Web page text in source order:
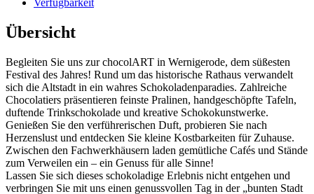
Verfügbarkeit
Übersicht
Begleiten Sie uns zur chocolART in Wernigerode, dem süßesten
Festival des Jahres! Rund um das historische Rathaus verwandelt
sich die Altstadt in ein wahres Schokoladenparadies. Zahlreiche
Chocolatiers präsentieren feinste Pralinen, handgeschöpfte Tafeln,
duftende Trinkschokolade und kreative Schokokunstwerke.
Genießen Sie den verführerischen Duft, probieren Sie nach
Herzenslust und entdecken Sie kleine Kostbarkeiten für Zuhause.
Zwischen den Fachwerkhäusern laden gemütliche Cafés und Stände
zum Verweilen ein – ein Genuss für alle Sinne!
Lassen Sie sich dieses schokoladige Erlebnis nicht entgehen und
verbringen Sie mit uns einen genussvollen Tag in der „bunten Stadt